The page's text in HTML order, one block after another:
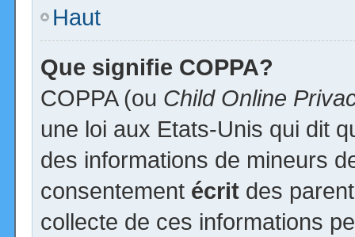
Haut
Que signifie COPPA?
COPPA (ou Child Online
une loi aux Etats-Unis qui dit
des informations de mineurs
consentement écrit des
collecte de ces informations